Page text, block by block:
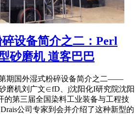
碎设备简介之二：Perl
砂磨机 道客巴巴
期国外湿式粉碎设备简介之二——
磨机刘广文∈fD、j沈阳化I研究院沈阳
的第三届全国染料工业装备与工程技
公司专家到会并介绍了这种新型的